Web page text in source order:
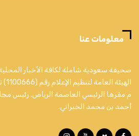
معلومات عنا
صحيفة سعودية شاملة لكافة الأخبار
م مقرها الرئيسي العاصمة الرياض. رئيس
أحمد بن محمد الخبراني.